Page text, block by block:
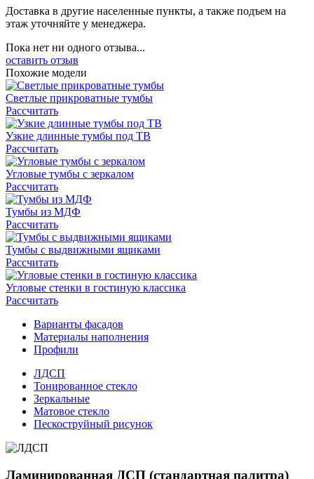
Доставка в другие населенные пункты, а также подъем на
этаж уточняйте у менеджера.
Пока нет ни одного отзыва...
оставить отзыв
Похожие модели
Светлые прикроватные тумбы
Рассчитать
Узкие длинные тумбы под ТВ
Рассчитать
Угловые тумбы с зеркалом
Рассчитать
Тумбы из МДФ
Рассчитать
Тумбы с выдвижными ящиками
Рассчитать
Угловые стенки в гостиную классика
Рассчитать
Варианты фасадов
Материалы наполнения
Профили
ЛДСП
Тонированное стекло
Зеркальные
Матовое стекло
Пескоструйный рисунок
Ламинированная ДСП (стандартная палитра)